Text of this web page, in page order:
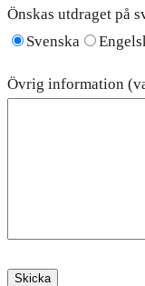
Önskas utdraget på
Svenska
Övrig information